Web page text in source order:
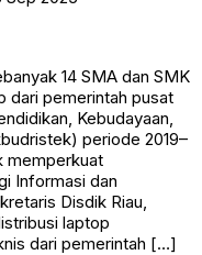
14 SMA dan SMK
dari pemerintah pusat
Kebudayaan,
periode 2019–
memperkuat
Informasi dan
Disdik Riau,
laptop
dari pemerintah […]